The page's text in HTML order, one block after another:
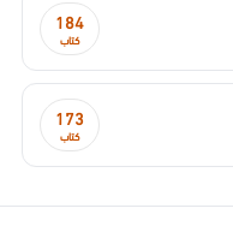
184
كتاب
173
كتاب